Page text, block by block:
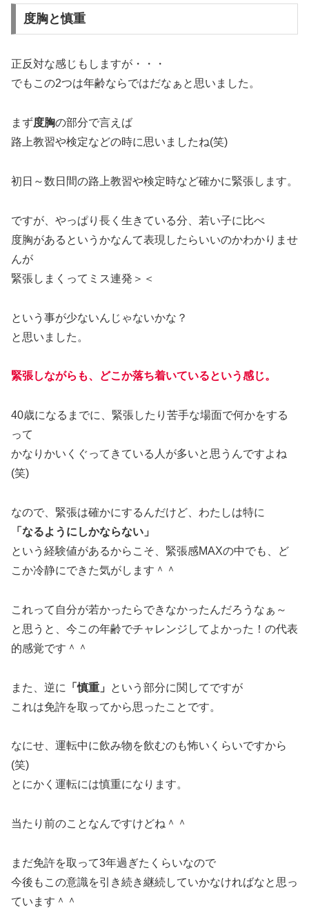
度胸と慎重
正反対な感じもしますが・・・
でもこの2つは年齢ならではだなぁと思いました。
まず度胸の部分で言えば
路上教習や検定などの時に思いましたね(笑)
初日～数日間の路上教習や検定時など確かに緊張します。
ですが、やっぱり長く生きている分、若い子に比べ
度胸があるというかなんて表現したらいいのかわかりませ
んが
緊張しまくってミス連発＞＜
という事が少ないんじゃないかな？
と思いました。
緊張しながらも、どこか落ち着いているという感じ。
40歳になるまでに、緊張したり苦手な場面で何かをする
って
かなりかいくぐってきている人が多いと思うんですよね
(笑)
なので、緊張は確かにするんだけど、わたしは特に
「なるようにしかならない」
という経験値があるからこそ、緊張感MAXの中でも、ど
こか冷静にできた気がします＾＾
これって自分が若かったらできなかったんだろうなぁ～
と思うと、今この年齢でチャレンジしてよかった！の代表
的感覚です＾＾
また、逆に 「慎重」
という部分に関してですが
これは免許を取ってから思ったことです。
なにせ、運転中に飲み物を飲むのも怖いくらいですから
(笑)
とにかく運転には慎重になります。
当たり前のことなんですけどね＾＾
まだ免許を取って3年過ぎたくらいなので
今後もこの意識を引き続き継続していかなければなと思っ
ています＾＾